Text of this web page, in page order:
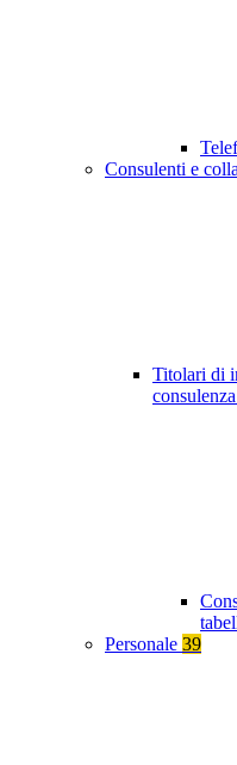
Consulenti e
Titolari di
consulenza
Personale 39